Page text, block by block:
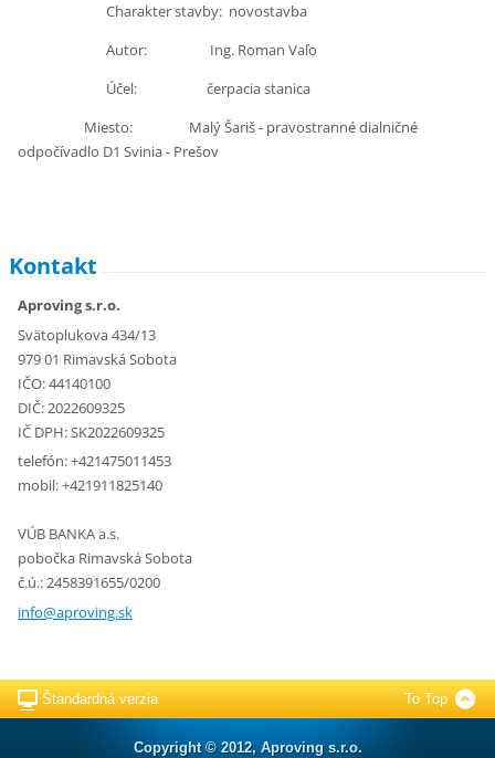
Charakter stavby: novostavba
Autor: Ing. Roman Vaľo
Účel: čerpacia stanica
Miesto: Malý Šariš - pravostranné dialničné
odpočívadlo D1 Svinia - Prešov
Kontakt
Aproving s.r.o.
Svätoplukova 434/13
979 01 Rimavská Sobota
IČO: 44140100
DIČ: 2022609325
IČ DPH: SK2022609325
telefón: +421475011453
mobil: +421911825140
VÚB BANKA a.s.
pobočka Rimavská Sobota
č.ú.: 2458391655/0200
info@aproving.sk
Štandardná verzia To Top
Copyright © 2012, Aproving s.r.o.